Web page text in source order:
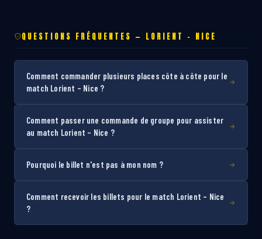
QUESTIONS FRÉQUENTES — LORIENT – NICE
Comment commander plusieurs places côte à côte pour le
match Lorient – Nice ?
Comment passer une commande de groupe pour assister
au match Lorient – Nice ?
Pourquoi le billet n'est pas à mon nom ?
Comment recevoir les billets pour le match Lorient – Nice
?